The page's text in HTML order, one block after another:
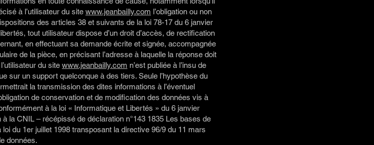
à l’utilisateur du site www.jeanbailly.com l’obligation ou non
des articles 38 et suivants de la loi 78-17 du 6 janvier
tout utilisateur dispose d’un droit d’accès, de rectification
en effectuant sa demande écrite et signée, accompagnée
de la pièce, en précisant l’adresse à laquelle la réponse doit
du site www.jeanbailly.com n’est publiée à l’insu de
sur un support quelconque à des tiers. Seule l’hypothèse du
la transmission des dites informations à l’éventuel
de conservation et de modification des données vis à
à la loi « Informatique et Libertés » du 6 janvier
à la CNIL – récépissé de déclaration n°143 1835 Les bases de
du 1er juillet 1998 transposant la directive 96/9 du 11 mars
données.